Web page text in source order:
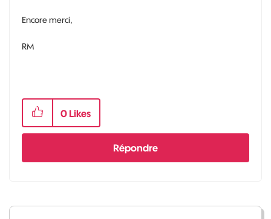
Encore merci,
RM
0 Likes
Répondre